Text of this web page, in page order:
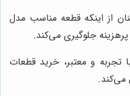
از اینکه قطعه مناسب مدل
جلوگیری می‌کند.
تجربه و معتبر، خرید قطعات
می‌کند.